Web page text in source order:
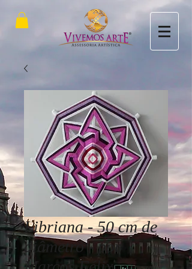
Libriana - 50 cm de
diâmetro - por